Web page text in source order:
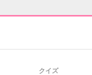
クイズ